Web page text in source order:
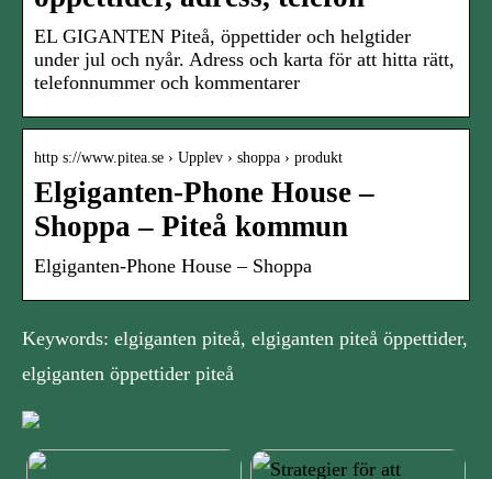
EL GIGANTEN Piteå, öppettider och helgtider
under jul och nyår. Adress och karta för att hitta rätt,
telefonnummer och kommentarer
http s://www.pitea.se › Upplev › shoppa › produkt
Elgiganten-Phone House –
Shoppa – Piteå kommun
Elgiganten-Phone House – Shoppa
Keywords: elgiganten piteå, elgiganten piteå öppettider,
elgiganten öppettider piteå